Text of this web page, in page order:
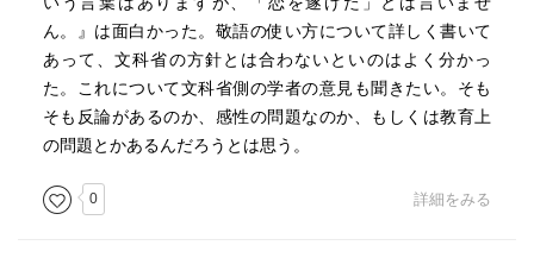
ん。』は面白かった。敬語の使い方について詳しく書いて
あって、文科省の方針とは合わないといのはよく分かっ
た。これについて文科省側の学者の意見も聞きたい。そも
そも反論があるのか、感性の問題なのか、もしくは教育上
の問題とかあるんだろうとは思う。
0 詳細をみる